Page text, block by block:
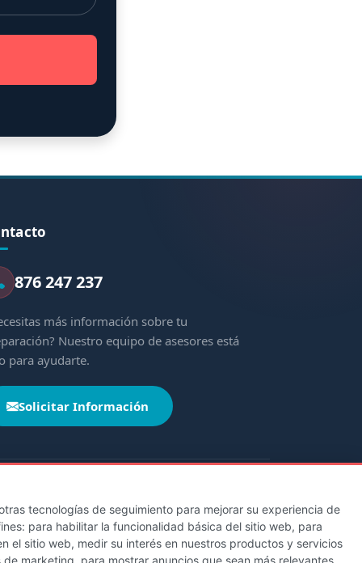
tecnologías de seguimiento para mejorar su experiencia de
para habilitar la funcionalidad básica del sitio web, para
el sitio web, medir su interés en nuestros productos y servicios
de marketing para mostrar anuncios que sean más relevantes
876 247 237
más información sobre tu
Nuestro equipo de asesores está
para ayudarte.
Solicitar Información
Castilla y León Cataluña
Extremadura
de la Defensa